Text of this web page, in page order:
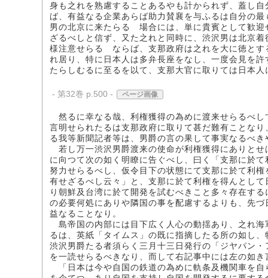
身も之れを熟慮することあるやも計かられず、蓋し
ば、有益なる企業あらば助力賛襄を与ふるは自分の
男の北京に来たらるゝ場合には、単に貴賓として歓
ざるべしと信ず、又た之れと同時に、渋沢男は北京
様注意せらるゝならば、支那政府は之れを大に徳と
れ居り、特に日本人は多弁長座をなし、一度会見を
たらしむるに至るを以て、支那大官に取りては日本
- 第32巻 p.500 - ページ画像
然るに幸なる哉、利権獲得の為めに渡来せらるべ
言明せられたるは支那政府に取りて甚だ難有ことな
る我等新聞記者等は、男爵の言の果して事実なるべ
若し万一渋沢男爵渡来の使命が利権獲得にありと
に向つて次の如く明瞭に告ぐべし、曰く「支那に於
努力せらるべし、仮令目下の状態にて支那に於て利
有せざるべし云々」と、支那に於て利権を得んとし
り朝鮮及台湾に於て開発を試むべきこと多々存在す
の必要何処にありや隣国の事を配慮するよりも、先
益なることなり。
島帝国の内部には目下広く人心の動揺あり、之れ
るは、英紙「タイムス」の既に指摘したる所の如し
渋沢男爵たる者須らく三月十三日発行の「ジヤパン
を一読せらるべきなり、而して右記事中には左の如き
「日本は今や自国の鉄道の為めに軌条及機関車を